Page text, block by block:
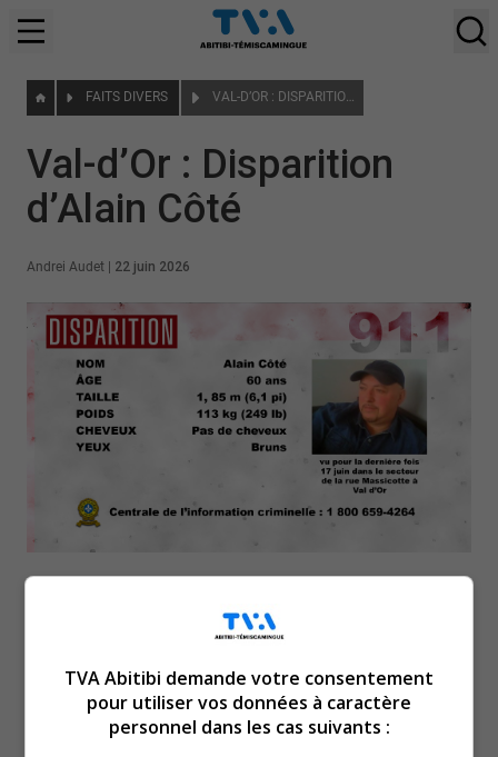
FAITS DIVERS VAL-D’OR : DISPARITION D’ALAIN CÔTÉ
Val-d’Or : Disparition
d’Alain Côté
Andrei Audet 22 juin 2026
La Sûreté du Québec
demande l’aide du public
pour retrouver le Valdorien,
TVA Abitibi demande votre consentement
pour utiliser vos données à caractère
personnel dans les cas suivants :